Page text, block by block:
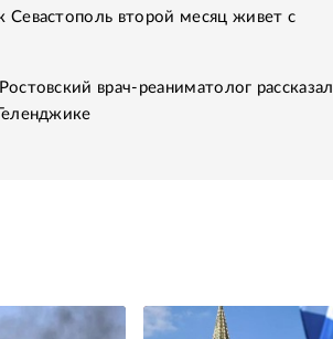
второй месяц живет с
врач-реаниматолог рассказал